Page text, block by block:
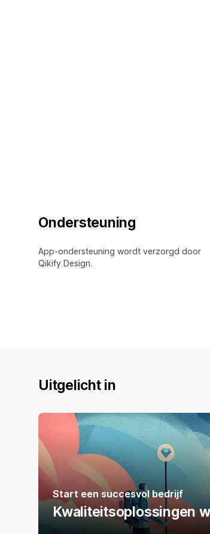
Ondersteuning
App-ondersteuning wordt verzorgd door
Qikify Design.
Uitgelicht in
Start een succesvol bedrijf
Kwaliteitsoplossingen